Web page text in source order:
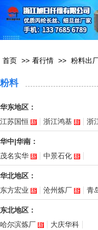
首页 >> 看行情 >> 粉料出
粉料
华东地区：
江苏国恒
浙江鸿基 浙
华中|华南：
茂名实华
中景石化
华北地区：
东方宏业
沧州炼厂 青
东北地区：
哈尔滨炼厂
大庆华科